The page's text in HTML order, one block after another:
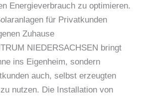
Energieverbrauch zu optimieren.
für Privatkunden
Zuhause
NIEDERSACHSEN bringt
ins Eigenheim, sondern
auch, selbst erzeugten
nutzen. Die Installation von